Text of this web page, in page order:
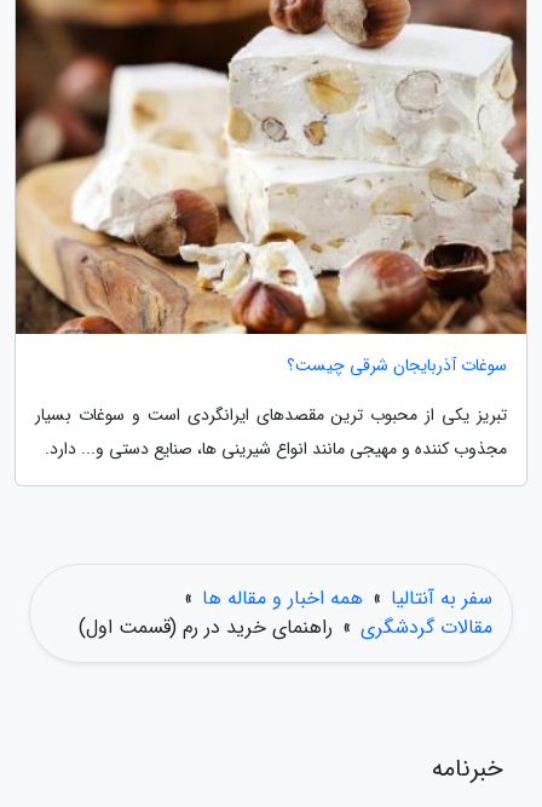
سوغات آذربایجان شرقی چیست؟
تبریز یکی از محبوب ترین مقصدهای ایرانگردی است و سوغات بسیار
مجذوب کننده و مهیجی مانند انواع شیرینی ها، صنایع دستی و... دارد.
سفر به آنتالیا » همه اخبار و مقاله ها »
مقالات گردشگری » راهنمای خرید در رم (قسمت اول)
خبرنامه